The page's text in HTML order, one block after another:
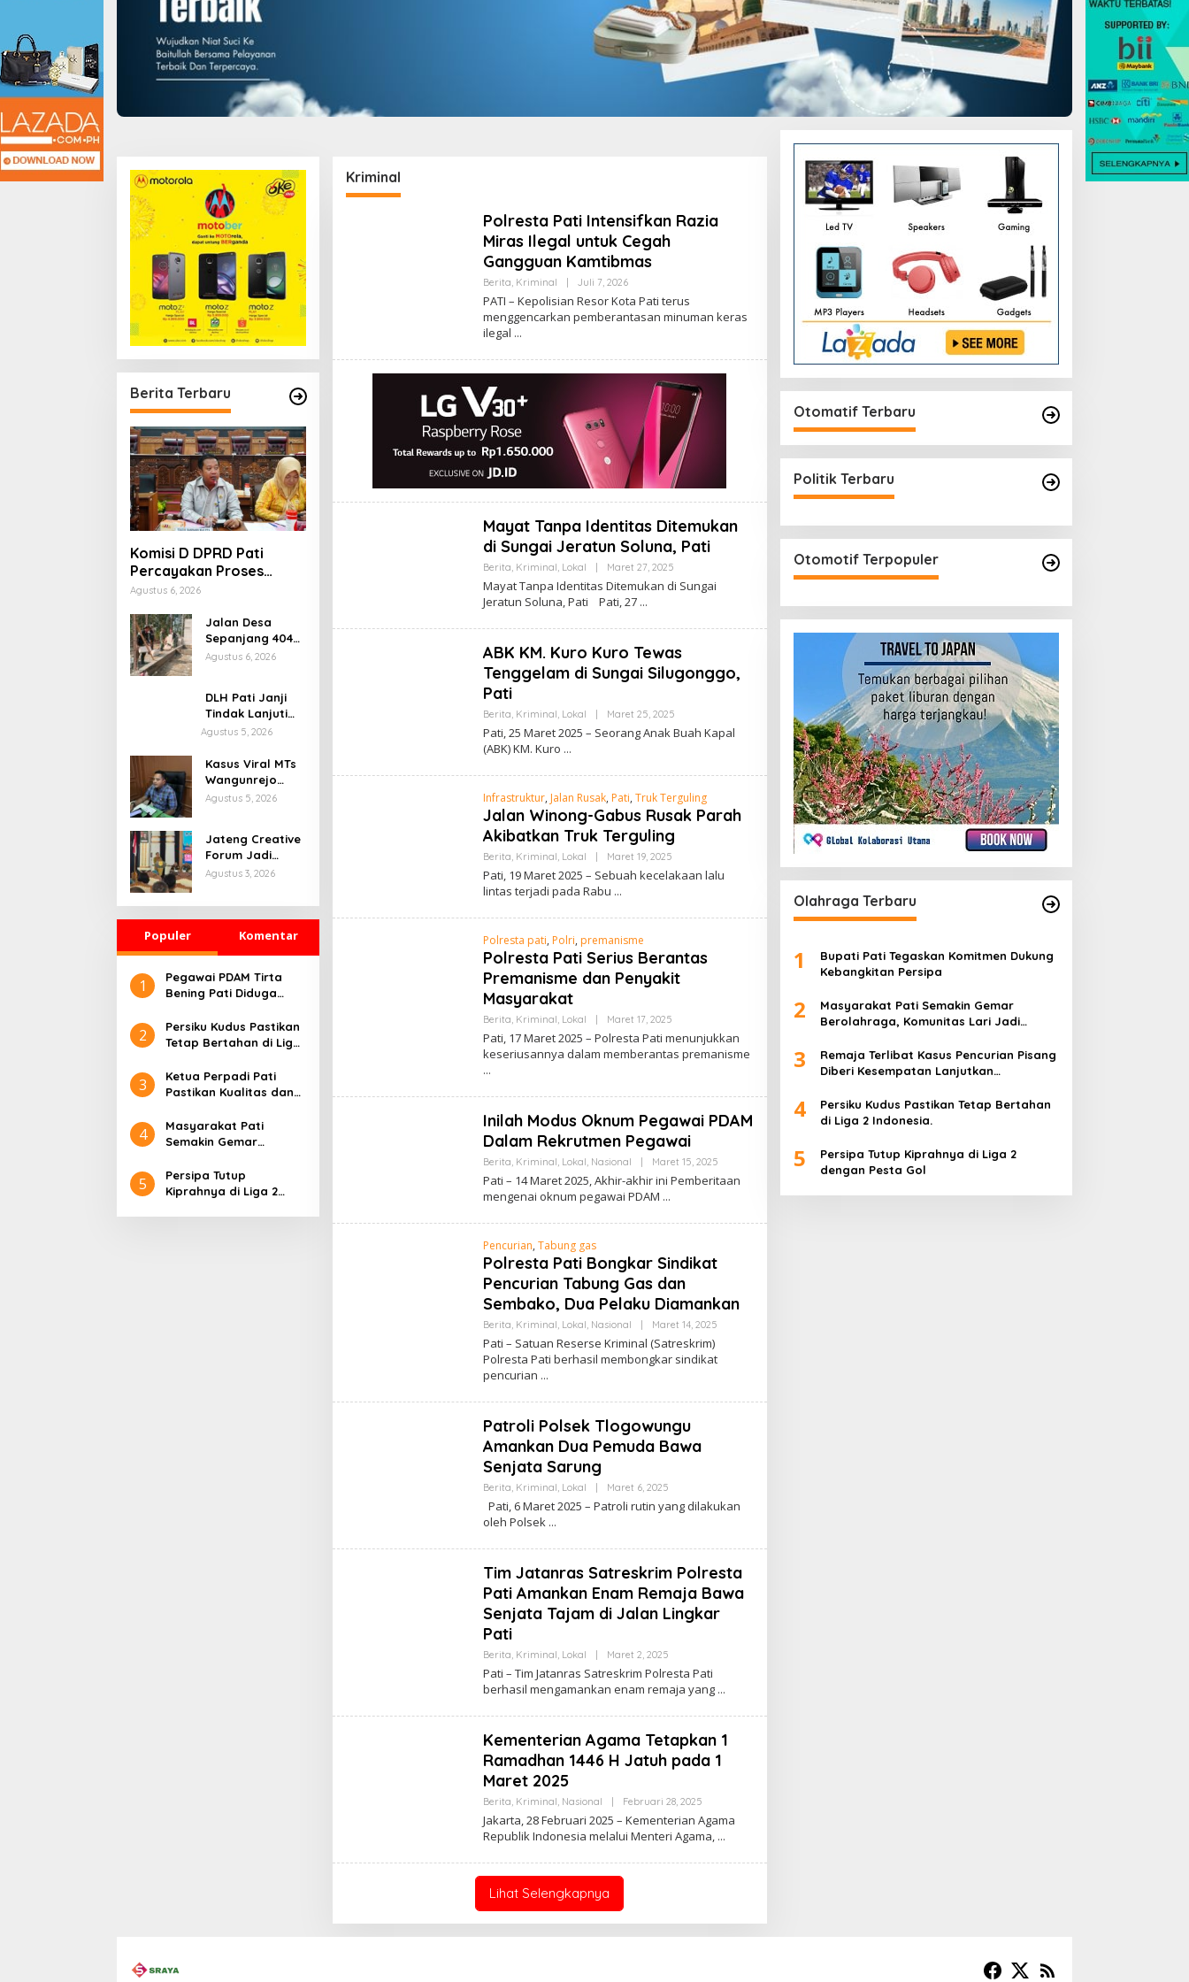
Berita Terbaru
Komisi D DPRD Pati
Percayakan Proses
Hukum Kasus MTs
Polisi
Agustus 6, 2026
Jalan Desa
Sepanjang 404
Meter Rampung,
Segera Rasakan
Manfaat
Agustus 6, 2026
DLH Pati Janji
Tindak Lanjuti
Keluhan Warga
Mbango
Agustus 5, 2026
Kasus Viral MTs
Wangunrejo
Masuk Tahap
Alat Bukti
Agustus 5, 2026
Jateng Creative
Forum Jadi
Ajang Pati
Ekonomi Kreatif
Agustus 3, 2026
Populer Komentar
1
Pegawai PDAM Tirta
Bening Pati Diduga
Palsu, Lima Korban
Rugi Ratusan Juta
2
Persiku Kudus Pastikan
Tetap Bertahan di Liga
3
Ketua Perpadi Pati
Pastikan Kualitas dan
Jelang Lebaran
4
Masyarakat Pati
Semakin Gemar
Komunitas Lari Jadi
Wadah Positif
5
Persipa Tutup
Kiprahnya di Liga 2
Kriminal
Polresta Pati Intensifkan Razia
Miras Ilegal untuk Cegah
Gangguan Kamtibmas
Berita, Kriminal Juli 7, 2026O
E
H
M
PATI – Kepolisian Resor Kota Pati terus
menggencarkan pemberantasan minuman keras
ilegal
Mayat Tanpa Identitas Ditemukan
di Sungai Jeratun Soluna, Pati
Berita, Kriminal, Lokal Maret 27, 2025
L
E
D
I
Mayat Tanpa Identitas Ditemukan di Sungai
Jeratun Soluna, Pati Pati, 27
ABK KM. Kuro Kuro Tewas
Tenggelam di Sungai Silugonggo,
Pati
Berita, Kriminal, Lokal Maret 25, 2025
L
E
D
I
N
Pati, 25 Maret 2025 – Seorang Anak Buah Kapal
(ABK) KM. Kuro
Infrastruktur, Jalan Rusak, Pati, Truk Terguling
Jalan Winong-Gabus Rusak Parah
Akibatkan Truk Terguling
Berita, Kriminal, Lokal Maret 19, 2025
E
D
N
Pati, 19 Maret 2025 – Sebuah kecelakaan lalu
lintas terjadi pada Rabu
Polresta pati, Polri, premanisme
Polresta Pati Serius Berantas
Premanisme dan Penyakit
Masyarakat
Berita, Kriminal, Lokal Maret 17, 2025
E
H
M
N
Pati, 17 Maret 2025 – Polresta Pati menunjukkan
keseriusannya dalam memberantas premanisme
Inilah Modus Oknum Pegawai PDAM
Dalam Rekrutmen Pegawai
Berita, Kriminal, Lokal, Nasional Maret 15, 2025
E
D
Pati – 14 Maret 2025, Akhir-akhir ini Pemberitaan
mengenai oknum pegawai PDAM
Pencurian, Tabung gas
Polresta Pati Bongkar Sindikat
Pencurian Tabung Gas dan
Sembako, Dua Pelaku Diamankan
Berita, Kriminal, Lokal, Nasional Maret 14, 2025
H
M
Pati – Satuan Reserse Kriminal (Satreskrim)
Polresta Pati berhasil membongkar sindikat
pencurian
Patroli Polsek Tlogowungu
Amankan Dua Pemuda Bawa
Senjata Sarung
Berita, Kriminal, Lokal Maret 6, 2025
E
D
I
Pati, 6 Maret 2025 – Patroli rutin yang dilakukan
oleh Polsek
Tim Jatanras Satreskrim Polresta
Pati Amankan Enam Remaja Bawa
Senjata Tajam di Jalan Lingkar
Pati
Berita, Kriminal, Lokal Maret 2, 2025
E
H
D
I
Pati – Tim Jatanras Satreskrim Polresta Pati
berhasil mengamankan enam remaja yang
Kementerian Agama Tetapkan 1
Ramadhan 1446 H Jatuh pada 1
Maret 2025
Berita, Kriminal, Nasional Februari 28, 2025
L
E
H
D
Jakarta, 28 Februari 2025 – Kementerian Agama
Republik Indonesia melalui Menteri Agama,
Lihat Selengkapnya
Otomatif Terbaru
Politik Terbaru
Otomotif Terpopuler
Olahraga Terbaru
1
Bupati Pati Tegaskan Komitmen Dukung
Kebangkitan Persipa
2
Masyarakat Pati Semakin Gemar
Berolahraga, Komunitas Lari Jadi
3
Remaja Terlibat Kasus Pencurian Pisang
Diberi Kesempatan Lanjutkan
4
Persiku Kudus Pastikan Tetap Bertahan
di Liga 2 Indonesia.
5
Persipa Tutup Kiprahnya di Liga 2
dengan Pesta Gol